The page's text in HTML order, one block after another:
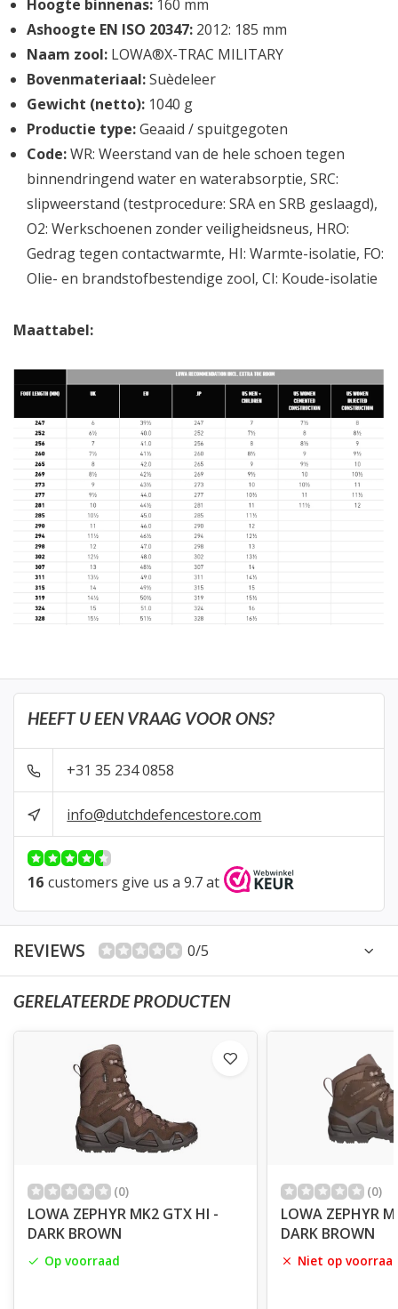
Hoogte binnenas: 160 mm
Ashoogte EN ISO 20347: 2012: 185 mm
Naam zool: LOWA®X-TRAC MILITARY
Bovenmateriaal:Suèdeleer
Gewicht (netto): 1040 g
Productie type:Geaaid / spuitgegoten
Code:WR: Weerstand van de hele schoen tegen
binnendringend water en waterabsorptie, SRC:
slipweerstand (testprocedure: SRA en SRB geslaagd),
O2: Werkschoenen zonder veiligheidsneus, HRO:
Gedrag tegen contactwarmte, HI: Warmte-isolatie, FO:
Olie- en brandstofbestendige zool, CI: Koude-isolatie
Maattabel:
HEEFT U EEN VRAAG VOOR ONS?
+31 35 234 0858
info@dutchdefencestore.com
16 customers give us a 9.7 at
REVIEWS 0/5
GERELATEERDE PRODUCTEN
(0)
LOWA ZEPHYR MK2 GTX HI -
DARK BROWN
Op voorraad
(0)
LOWA ZEPHYR
DARK BROWN
Niet op